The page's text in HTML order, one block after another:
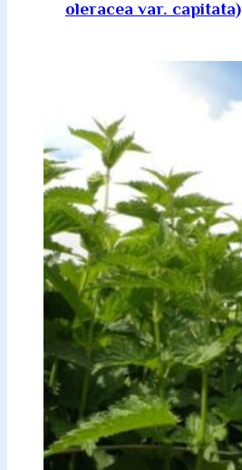
oleracea var. capitata)